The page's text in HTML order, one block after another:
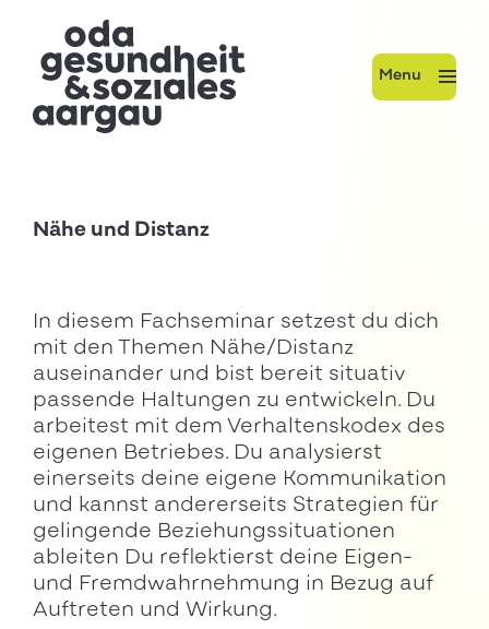
Menu
Nähe und Distanz
In diesem Fachseminar setzest du dich
mit den Themen Nähe/Distanz
auseinander und bist bereit situativ
passende Haltungen zu entwickeln. Du
arbeitest mit dem Verhaltenskodex des
eigenen Betriebes. Du analysierst
einerseits deine eigene Kommunikation
und kannst andererseits Strategien für
gelingende Beziehungssituationen
ableiten Du reflektierst deine Eigen-
und Fremdwahrnehmung in Bezug auf
Auftreten und Wirkung.